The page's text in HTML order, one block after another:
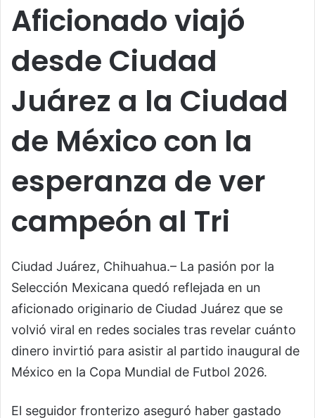
Aficionado viajó
desde Ciudad
Juárez a la Ciudad
de México con la
esperanza de ver
campeón al Tri
Ciudad Juárez, Chihuahua.– La pasión por la
Selección Mexicana quedó reflejada en un
aficionado originario de Ciudad Juárez que se
volvió viral en redes sociales tras revelar cuánto
dinero invirtió para asistir al partido inaugural de
México en la Copa Mundial de Futbol 2026.
El seguidor fronterizo aseguró haber gastado